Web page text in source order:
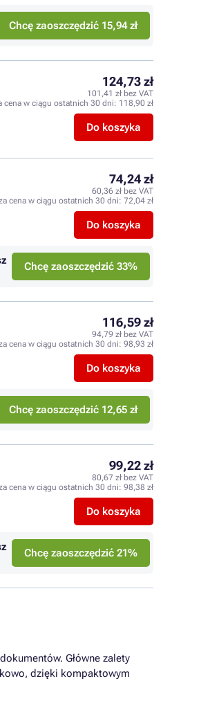
Chcę zaoszczędzić 15,94 zł
124,73 zł
101,41 zł bez VAT
cena w ciągu ostatnich 30 dni: 118,90 zł
Do koszyka
74,24 zł
60,36 zł bez VAT
cena w ciągu ostatnich 30 dni: 72,04 zł
Do koszyka
Chcę zaoszczędzić 33%
116,59 zł
94,79 zł bez VAT
cena w ciągu ostatnich 30 dni: 98,93 zł
Do koszyka
Chcę zaoszczędzić 12,65 zł
99,22 zł
80,67 zł bez VAT
cena w ciągu ostatnich 30 dni: 98,38 zł
Do koszyka
Chcę zaoszczędzić 21%
Główne zalety
dzięki kompaktowym